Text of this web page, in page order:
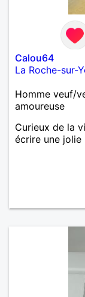
Calou64
La Roche-sur-
Homme veuf/
amoureuse
Curieux de la
écrire une